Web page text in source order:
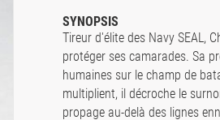
SYNOPSIS
Tireur d'élite des Navy SEAL,
protéger ses camarades. Sa
humaines sur le champ de
multiplient, il décroche le
propage au-delà des lignes